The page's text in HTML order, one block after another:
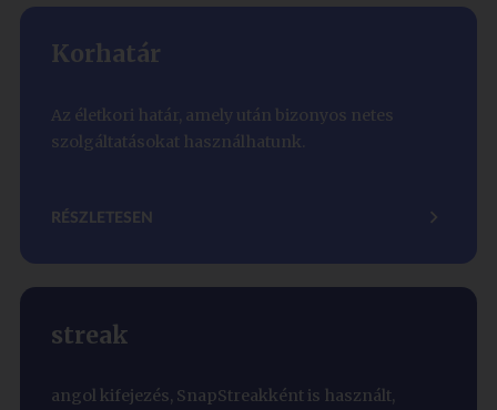
Korhatár
Az életkori határ, amely után bizonyos netes
szolgáltatásokat használhatunk.
RÉSZLETESEN
streak
angol kifejezés, SnapStreakként is használt,